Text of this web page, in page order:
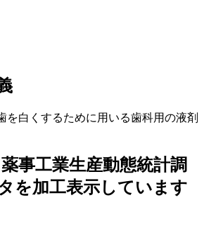
を白くするために用いる歯科用の液剤
事工業生産動態統計調
を加工表示しています